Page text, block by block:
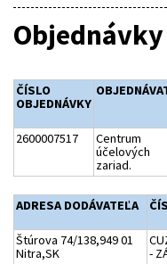
Objednávky
ČÍSLO
OBJEDNÁVKY
2600007517
Centrum
účelových
zariad.
ADRESA DODÁVATEĽA
Štúrova 74/138,949 01
Nitra,SK
-